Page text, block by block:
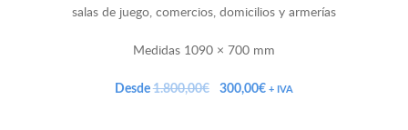
salas de juego, comercios, domicilios y armerías
Medidas 1090 × 700 mm
Desde1.800,00€ El300,00€El+ IVA